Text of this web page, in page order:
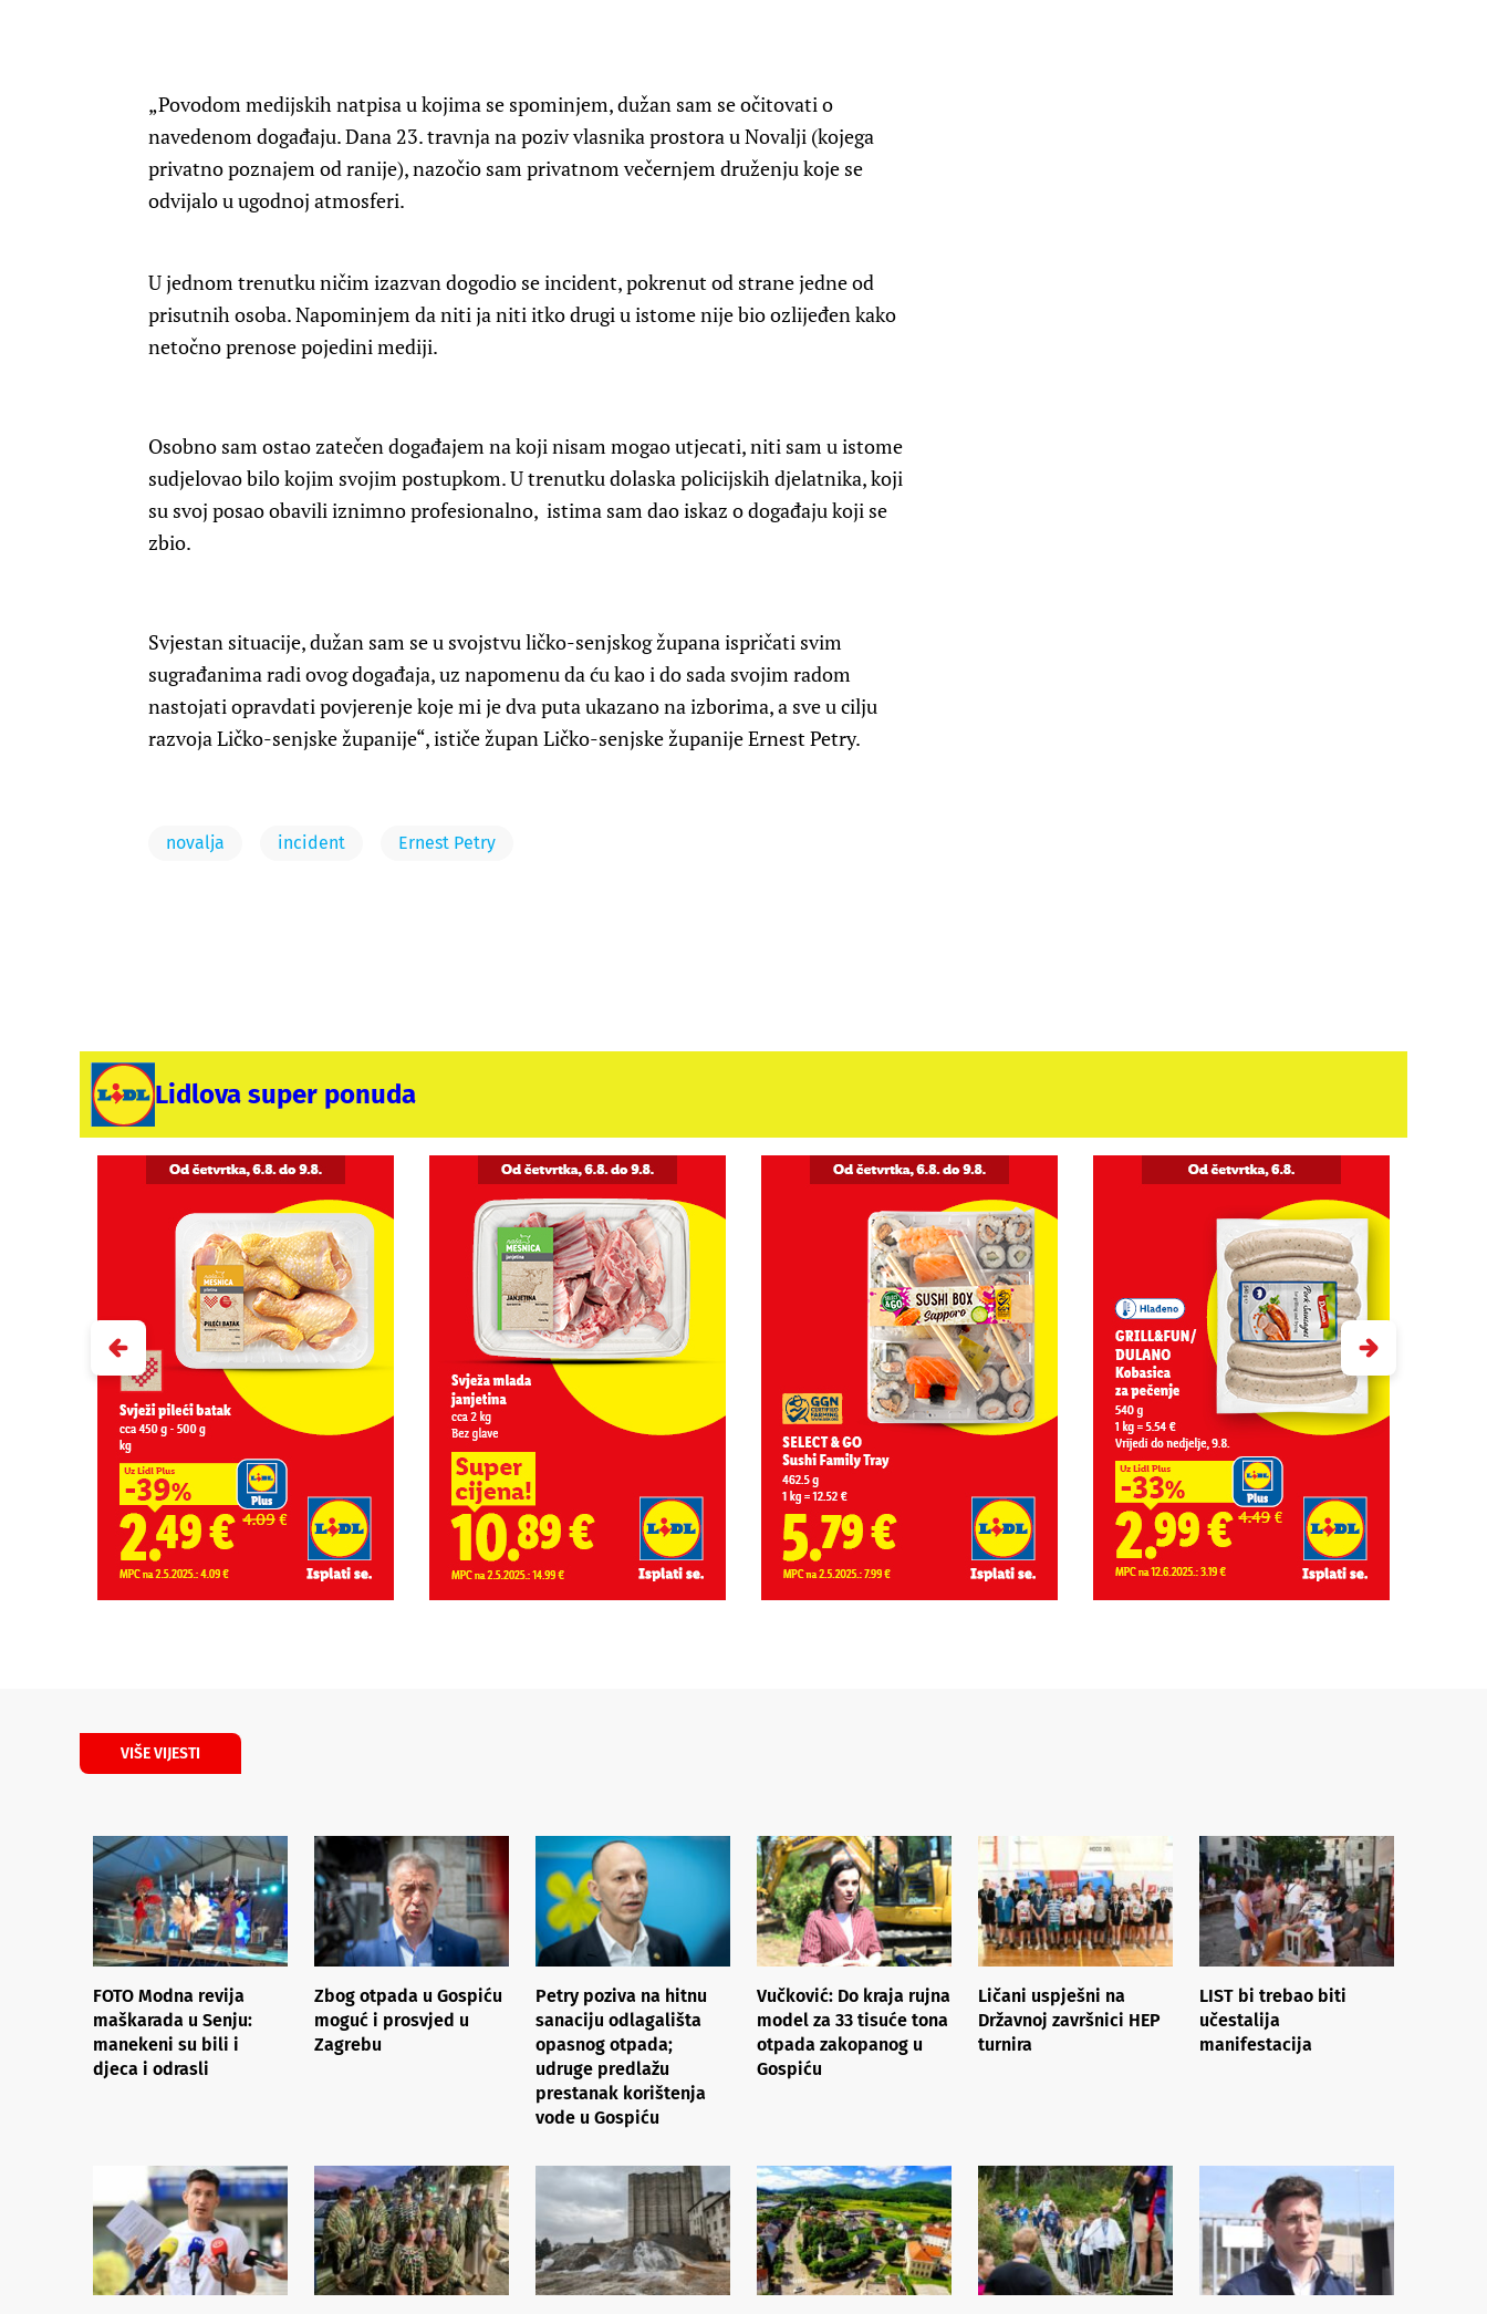
„Povodom medijskih natpisa u kojima se spominjem, dužan sam se očitovati o
navedenom događaju. Dana 23. travnja na poziv vlasnika prostora u Novalji (kojega
privatno poznajem od ranije), nazočio sam privatnom večernjem druženju koje se
odvijalo u ugodnoj atmosferi.
U jednom trenutku ničim izazvan dogodio se incident, pokrenut od strane jedne od
prisutnih osoba. Napominjem da niti ja niti itko drugi u istome nije bio ozlijeđen kako
netočno prenose pojedini mediji.
Osobno sam ostao zatečen događajem na koji nisam mogao utjecati, niti sam u istome
sudjelovao bilo kojim svojim postupkom. U trenutku dolaska policijskih djelatnika, koji
su svoj posao obavili iznimno profesionalno, istima sam dao iskaz o događaju koji se
zbio.
Svjestan situacije, dužan sam se u svojstvu ličko-senjskog župana ispričati svim
sugrađanima radi ovog događaja, uz napomenu da ću kao i do sada svojim radom
nastojati opravdati povjerenje koje mi je dva puta ukazano na izborima, a sve u cilju
razvoja Ličko-senjske županije“, ističe župan Ličko-senjske županije Ernest Petry.
novalja incident Ernest Petry
Lidlova super ponuda
VIŠE VIJESTI
FOTO Modna revija
maškarada u Senju:
manekeni su bili i
djeca i odrasli
Zbog otpada u Gospiću
moguć i prosvjed u
Zagrebu
Petry poziva na hitnu
sanaciju odlagališta
opasnog otpada;
udruge predlažu
prestanak korištenja
vode u Gospiću
Vučković: Do kraja rujna
model za 33 tisuće tona
otpada zakopanog u
Gospiću
Ličani uspješni na
Državnoj završnici HEP
turnira
LIST bi trebao biti
učestalija
manifestacija